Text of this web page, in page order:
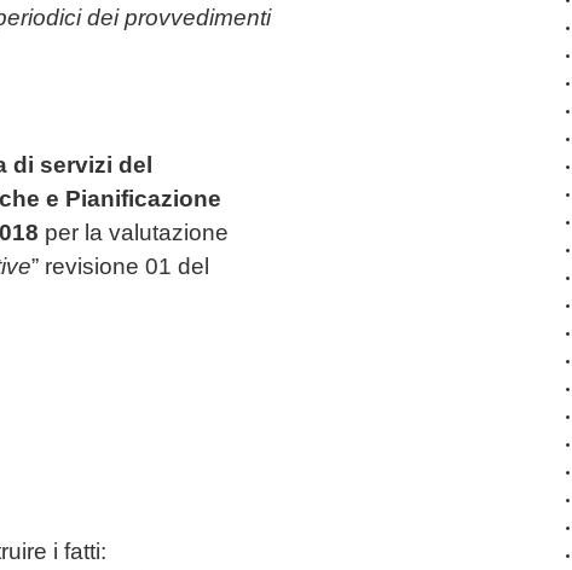
dei provvedimenti
di servizi del
e Pianificazione
per la valutazione
” revisione 01 del
i fatti: